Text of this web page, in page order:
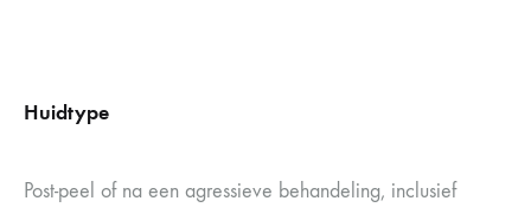
Huidtype
Post-peel of na een agressieve behandeling, inclusief